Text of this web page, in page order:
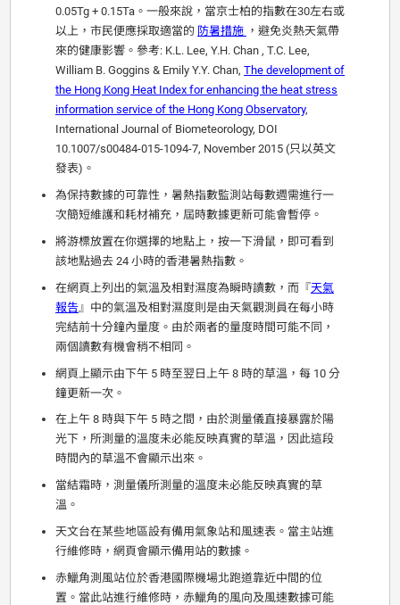
0.05Tg + 0.15Ta。一般來說，當京士柏的指數在30左右或
以上，市民便應採取適當的 防暑措施 ，避免炎熱天氣帶
來的健康影響。參考: K.L. Lee, Y.H. Chan , T.C. Lee,
William B. Goggins & Emily Y.Y. Chan, The development of
the Hong Kong Heat Index for enhancing the heat stress
information service of the Hong Kong Observatory,
International Journal of Biometeorology, DOI
10.1007/s00484-015-1094-7, November 2015 (只以英文
發表)。
為保持數據的可靠性，暑熱指數監測站每數週需進行一
次簡短維護和耗材補充，屆時數據更新可能會暫停。
將游標放置在你選擇的地點上，按一下滑鼠，即可看到
該地點過去 24 小時的香港暑熱指數。
在網頁上列出的氣溫及相對濕度為瞬時讀數，而『天氣
報告 』中的氣溫及相對濕度則是由天氣觀測員在每小時
完結前十分鐘內量度。由於兩者的量度時間可能不同，
兩個讀數有機會稍不相同。
網頁上顯示由下午 5 時至翌日上午 8 時的草溫，每 10 分
鐘更新一次。
在上午 8 時與下午 5 時之間，由於測量儀直接暴露於陽
光下，所測量的溫度未必能反映真實的草溫，因此這段
時間內的草溫不會顯示出來。
當結霜時，測量儀所測量的溫度未必能反映真實的草
溫。
天文台在某些地區設有備用氣象站和風速表。當主站進
行維修時，網頁會顯示備用站的數據。
赤鱲角測風站位於香港國際機場北跑道靠近中間的位
置。當此站進行維修時，赤鱲角的風向及風速數據可能